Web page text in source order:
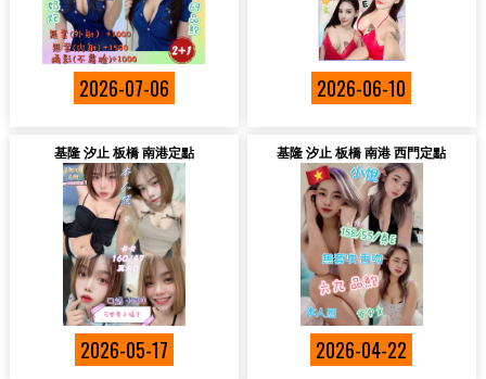
2026-07-06 2026-06-10
基隆 汐止 板橋 南港定點
2026-05-17
基隆 汐止 板橋 南港 西門定點
2026-04-22